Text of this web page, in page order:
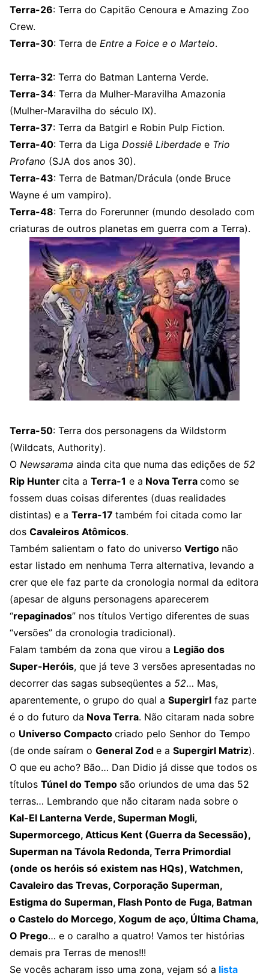
Terra-26: Terra do Capitão Cenoura e Amazing Zoo
Crew.
Terra-30: Terra de Entre a Foice e o Martelo.
Terra-32: Terra do Batman Lanterna Verde.
Terra-34: Terra da Mulher-Maravilha Amazonia
(Mulher-Maravilha do século IX).
Terra-37: Terra da Batgirl e Robin Pulp Fiction.
Terra-40: Terra da Liga Dossiê Liberdade e Trio
Profano (SJA dos anos 30).
Terra-43: Terra de Batman/Drácula (onde Bruce
Wayne é um vampiro).
Terra-48: Terra do Forerunner (mundo desolado com
criaturas de outros planetas em guerra com a Terra).
Terra-50: Terra dos personagens da Wildstorm
(Wildcats, Authority).
O Newsarama ainda cita que numa das edições de 52
Rip Hunter cita a Terra-1 e a Nova Terra como se
fossem duas coisas diferentes (duas realidades
distintas) e a Terra-17 também foi citada como lar
dos Cavaleiros Atômicos.
Também salientam o fato do universo Vertigo não
estar listado em nenhuma Terra alternativa, levando a
crer que ele faz parte da cronologia normal da editora
(apesar de alguns personagens aparecerem
“repaginados” nos títulos Vertigo diferentes de suas
“versões” da cronologia tradicional).
Falam também da zona que virou a Legião dos
Super-Heróis, que já teve 3 versões apresentadas no
decorrer das sagas subseqüentes a 52… Mas,
aparentemente, o grupo do qual a Supergirl faz parte
é o do futuro da Nova Terra. Não citaram nada sobre
o Universo Compacto criado pelo Senhor do Tempo
(de onde saíram o General Zod e a Supergirl Matriz).
O que eu acho? Bão… Dan Didio já disse que todos os
títulos Túnel do Tempo são oriundos de uma das 52
terras… Lembrando que não citaram nada sobre o
Kal-El Lanterna Verde, Superman Mogli,
Supermorcego, Atticus Kent (Guerra da Secessão),
Superman na Távola Redonda, Terra Primordial
(onde os heróis só existem nas HQs), Watchmen,
Cavaleiro das Trevas, Corporação Superman,
Estigma do Superman, Flash Ponto de Fuga, Batman
o Castelo do Morcego, Xogum de aço, Última Chama,
O Prego… e o caralho a quatro! Vamos ter histórias
demais pra Terras de menos!!!
Se vocês acharam isso uma zona, vejam só a lista